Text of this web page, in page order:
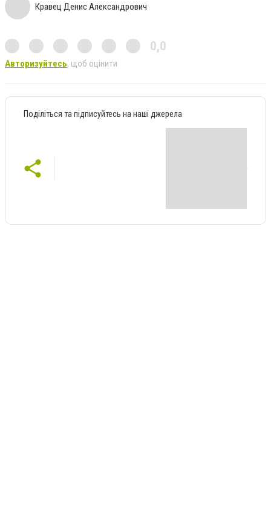
Кравец Денис Александрович
0,0
Авторизуйтесь, щоб оцінити
Поділіться та підписуйтесь на наші джерела